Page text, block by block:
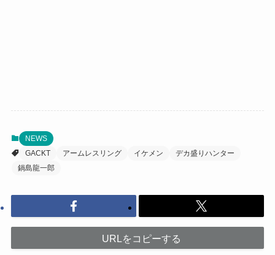
NEWS
GACKT
アームレスリング イケメン
デカ盛りハンター
鍋島龍一郎
URLをコピーする